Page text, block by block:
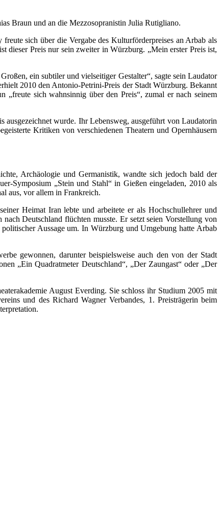
Braun und an die Mezzosopranistin Julia Rutigliano.
sich über die Vergabe des Kulturförderpreises an Arbab als
dieser Preis nur sein zweiter in Würzburg. „Mein erster Preis ist,
ein subtiler und vielseitiger Gestalter“, sagte sein Laudator
2010 den Antonio-Petrini-Preis der Stadt Würzburg. Bekannt
„freute sich wahnsinnig über den Preis“, zumal er nach seinem
wurde. Ihr Lebensweg, ausgeführt von Laudatorin
Kritiken von verschiedenen Theatern und Opernhäusern
Archäologie und Germanistik, wandte sich jedoch bald der
Symposium „Stein und Stahl“ in Gießen eingeladen, 2010 als
aus, vor allem in Frankreich.
Heimat Iran lebte und arbeitete er als Hochschullehrer und
Deutschland flüchten musste. Er setzt seien Vorstellung von
Aussage um. In Würzburg und Umgebung hatte Arbab
gewonnen, darunter beispielsweise auch den von der Stadt
„Ein Quadratmeter Deutschland“, „Der Zaungast“ oder „Der
August Everding. Sie schloss ihr Studium 2005 mit
und des Richard Wagner Verbandes, 1. Preisträgerin beim